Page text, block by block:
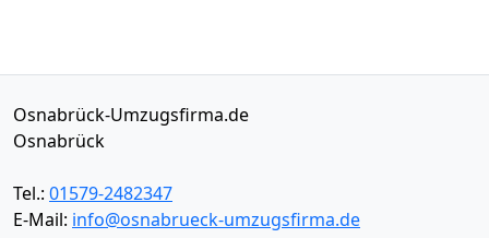
Osnabrück-Umzugsfirma.de
Osnabrück
Tel.: 01579-2482347
E-Mail: info@osnabrueck-umzugsfirma.de